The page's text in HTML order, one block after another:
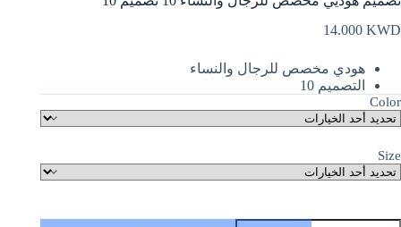
14.000 KWD
هودي مخصص للرجال والنساء
التصميم 10
Color
Size